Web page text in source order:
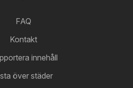
FAQ
Kontakt
innehåll
över städer